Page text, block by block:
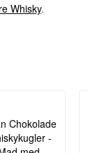
Whisky.
Chokolade
-